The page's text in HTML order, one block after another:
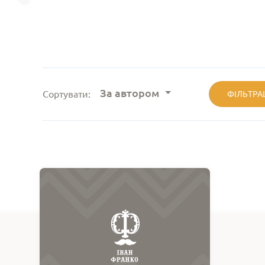
Сортувати: За автором